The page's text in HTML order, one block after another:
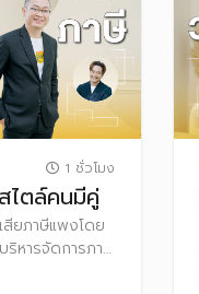
1 ชั่วโมง
ไตล์คนมีคู่
สียภาษีแพงโดย
ริหารจัดการภาษี